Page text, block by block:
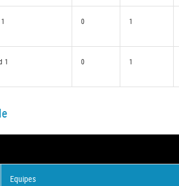
0 1
1 0 1
Equipes